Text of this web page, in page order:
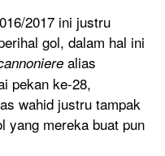
2017 ini justru
gol, dalam hal ini
alias
pekan ke-28,
wahid justru tampak
yang mereka buat pun